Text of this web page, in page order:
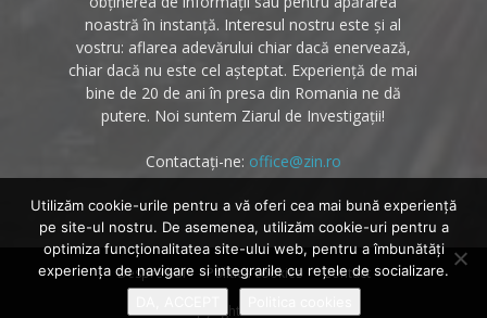
noastră în instanță. Interesul nostru este și al
vostru: aflarea adevărului chiar dacă enervează,
chiar dacă nu este cel așteptat. Experiență de mai
bine de 20 de ani în presa din Romania ne dă
putere. Noi suntem Ziarul de Investigații!
Contactați-ne: office@zin.ro
Despre noi Politica cookies Contact
© Copyright 2020 - Zin.ro
Utilizăm cookie-urile pentru a vă oferi cea mai bună experiență
pe site-ul nostru. De asemenea, utilizăm cookie-uri pentru a
optimiza funcţionalitatea site-ului web, pentru a îmbunătăţi
experienţa de navigare si integrarile cu reţele de socializare.